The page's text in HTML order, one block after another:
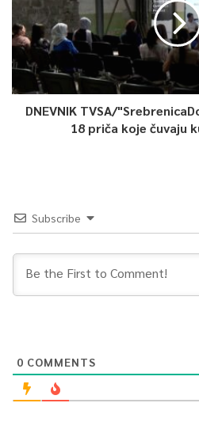
DNEVNIK TVSA/
18 priča koje čuvaju
Subscribe
0 COMMENTS